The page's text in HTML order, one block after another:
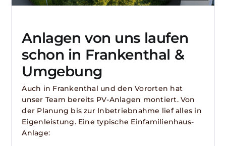
Anlagen von uns laufen
schon in Frankenthal &
Umgebung
Auch in Frankenthal und den Vororten hat
unser Team bereits PV-Anlagen montiert. Von
der Planung bis zur Inbetriebnahme lief alles in
Eigenleistung. Eine typische Einfamilienhaus-
Anlage: